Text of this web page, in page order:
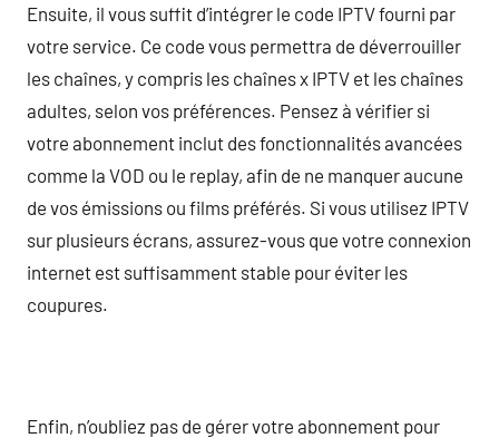
Ensuite, il vous suffit d’intégrer le code IPTV fourni par
votre service. Ce code vous permettra de déverrouiller
les chaînes, y compris les chaînes x IPTV et les chaînes
adultes, selon vos préférences. Pensez à vérifier si
votre abonnement inclut des fonctionnalités avancées
comme la VOD ou le replay, afin de ne manquer aucune
de vos émissions ou films préférés. Si vous utilisez IPTV
sur plusieurs écrans, assurez-vous que votre connexion
internet est suffisamment stable pour éviter les
coupures.
Enfin, n’oubliez pas de gérer votre abonnement pour